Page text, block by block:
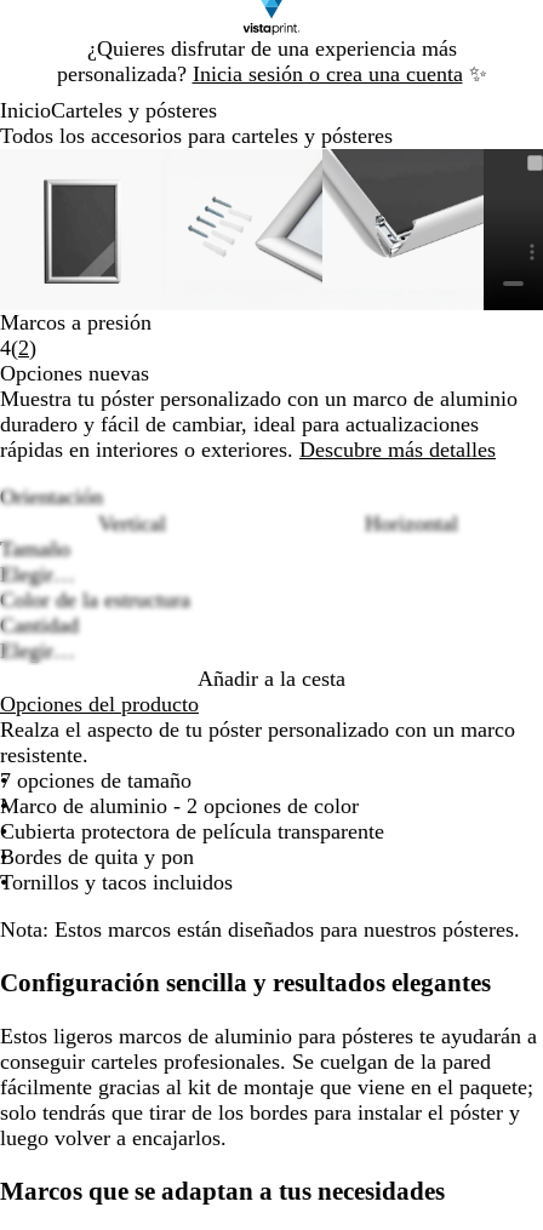
¿Quieres disfrutar de una experiencia más
personalizada? Inicia sesión o crea una cuenta ✨
1
InicioCarteles y pósteres
Todos los accesorios para carteles y pósteres
ampliable
hasta
clic
expandir
las
más
y
menos
para
y
alejar
y
flechas
para
la
imagen
ampliable
Acercado
mínimo
para
expandir
teclas
de
más
alejar
y
mínimo
para
expandir
teclas
de
más
alejar
y
las
para
Marcos a presión
4(2Leer
2
reseñas
)
Opciones nuevas
Muestra tu póster personalizado con un marco de aluminio
duradero y fácil de cambiar, ideal para actualizaciones
rápidas en interiores o exteriores. Descubre más detalles
Orientación
Vertical
Horizontal
Tamaño
Elegir…
Color de la estructura
P
l
t
e
a
d
o
N
e
r
o
Cantidad
Elegir…
Añadir a la cesta
Opciones del producto
Realza el aspecto de tu póster personalizado con un marco
resistente.
7 opciones de tamaño
Marco de aluminio - 2 opciones de color
Cubierta protectora de película transparente
Bordes de quita y pon
Tornillos y tacos incluidos
Nota: Estos marcos están diseñados para nuestros pósteres.
Configuración sencilla y resultados elegantes
Estos ligeros marcos de aluminio para pósteres te ayudarán a
conseguir carteles profesionales. Se cuelgan de la pared
fácilmente gracias al kit de montaje que viene en el paquete;
solo tendrás que tirar de los bordes para instalar el póster y
luego volver a encajarlos.
Marcos que se adaptan a tus necesidades